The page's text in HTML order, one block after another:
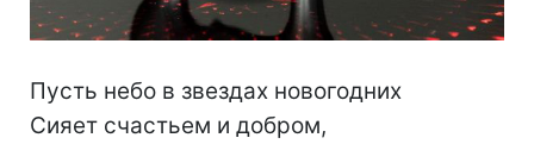
Пусть небо в звездах новогодних
Сияет счастьем и добром,